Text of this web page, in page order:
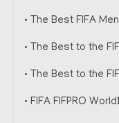
• The Best FIFA
• The Best to the
• The Best to the
• FIFA FIFPRO